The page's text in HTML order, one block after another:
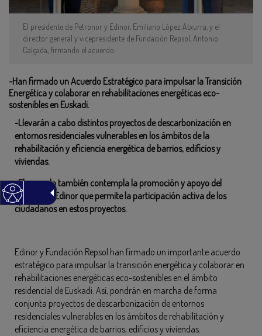
El presidente de Petronor y Edinor, Emiliano López Atxurra, y el
director general y vicepresidente de Fundación Repsol, Antonio
Calçada, firmando el acuerdo.
-Han firmado un Acuerdo Estratégico para impulsar la Transición
Energética y colaborar en rehabilitaciones energéticas eco-
sostenibles en Euskadi.
-Llevarán a cabo distintos proyectos de descarbonización en
entornos residenciales vulnerables en los ámbitos de la
rehabilitación y eficiencia energética de barrios, edificios y
viviendas.
-El acuerdo también contempla la promoción y apoyo del
modelo de Edinor que permite la participación activa de los
ciudadanos en estos proyectos.
Edinor y Fundación Repsol han firmado un importante acuerdo
estratégico para impulsar la transición energética y colaborar en
rehabilitaciones energéticas eco-sostenibles en el ámbito
residencial de Euskadi. Así, pondrán en marcha de forma
conjunta proyectos de descarbonización de entornos
residenciales vulnerables en los ámbitos de rehabilitación y
eficiencia energética de barrios, edificios y viviendas.